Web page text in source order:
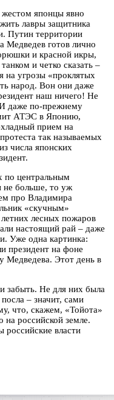
японцы явно
лавры защитника
Путин территории
Медведев готов лично
и красной икры,
и четко сказать –
на угрозы «проклятых
народ. Вон они даже
наш ничего! Не
И даже по-прежнему
АТЭС в Японию,
прием на
так называемых
числа японских
по центральным
не больше, то уж
про Владимира
«скучным»
лесных пожаров
настоящий рай – даже
Уже одна картинка:
президент на фоне
Медведева. Этот день в
забыть. Не для них была
– значит, сами
что, скажем, «Тойота»
на российской земле.
власти